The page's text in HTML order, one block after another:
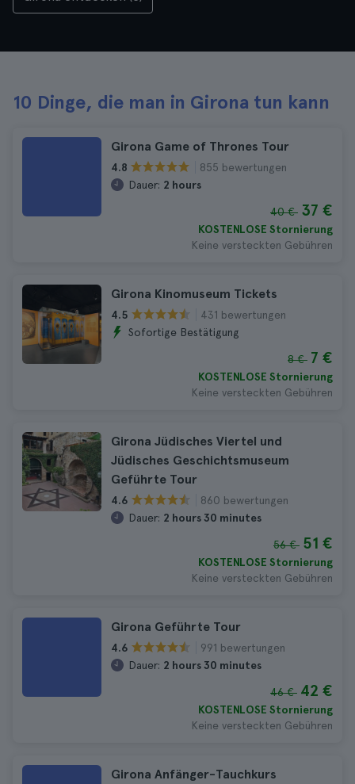
10 Dinge, die man in Girona tun kann
Girona Game of Thrones Tour
4.8
855 bewertungen
Dauer: 2 hours
40 € 37 €
KOSTENLOSE Stornierung
Keine versteckten Gebühren
Girona Kinomuseum Tickets
4.5
431 bewertungen
Sofortige Bestätigung
8 € 7 €
KOSTENLOSE Stornierung
Keine versteckten Gebühren
Girona Jüdisches Viertel und
Jüdisches Geschichtsmuseum
Geführte Tour
4.6
860 bewertungen
Dauer: 2 hours 30 minutes
56 € 51 €
KOSTENLOSE Stornierung
Keine versteckten Gebühren
Girona Geführte Tour
4.6
991 bewertungen
Dauer: 2 hours 30 minutes
46 € 42 €
KOSTENLOSE Stornierung
Keine versteckten Gebühren
Girona Anfänger-Tauchkurs